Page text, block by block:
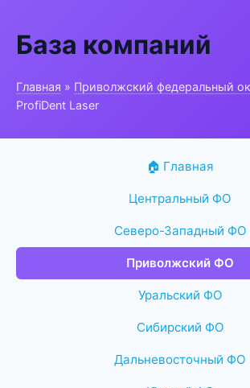
База компаний
Главная » Приволжский федеральный
ProfiDent Laser
🏠 Главная
Центральный ФО
Северо-Западный ФО
Приволжский ФО
Уральский ФО
Сибирский ФО
Дальневосточный ФО